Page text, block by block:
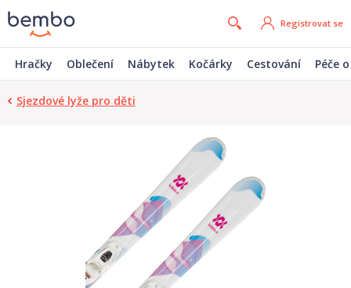
Registrovat se
Hračky Oblečení Nábytek Kočárky Cestování Péče
Sjezdové lyže pro děti